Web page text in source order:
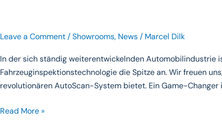
Leave a Comment/Showrooms, News/ Marcel Dilk
In der sich ständig weiterentwickelnden Automobilindustrie
Fahrzeuginspektionstechnologie die Spitze an. Wir freuen
revolutionären AutoScan-System bietet. Ein Game-Changer
Read More »